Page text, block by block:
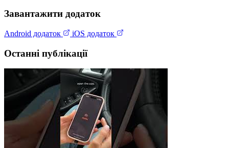
Завантажити додаток
Android додаток iOS додаток
Останні публікації